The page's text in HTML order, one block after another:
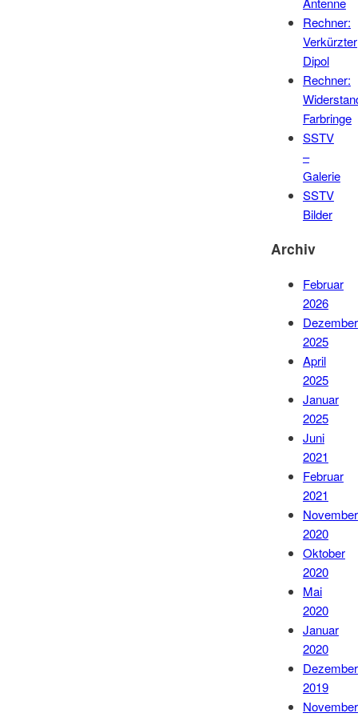
Rechner:
Verkürzter
Dipol
Rechner:
Farbringe
SSTV
–
Galerie
SSTV
Bilder
Archiv
Februar
2026
Dezember
2025
April
2025
Januar
2025
Juni
2021
Februar
2021
November
2020
Oktober
2020
Mai
2020
Januar
2020
Dezember
2019
November